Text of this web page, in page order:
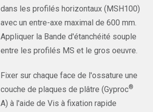
dans les profilés horizontaux (MSH100)
avec un entre-axe maximal de 600 mm.
Appliquer la Bande d'étanchéité souple
entre les profilés MS et le gros oeuvre.
Fixer sur chaque face de l'ossature une
couche de plaques de plâtre (Gyproc®
A) à l'aide de Vis à fixation rapide